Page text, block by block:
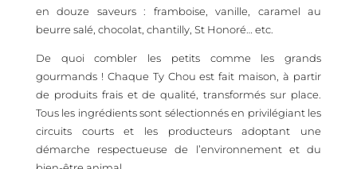
en douze saveurs : framboise, vanille, caramel au
beurre salé, chocolat, chantilly, St Honoré… etc.
De quoi combler les petits comme les grands
gourmands ! Chaque Ty Chou est fait maison, à partir
de produits frais et de qualité, transformés sur place.
Tous les ingrédients sont sélectionnés en privilégiant les
circuits courts et les producteurs adoptant une
démarche respectueuse de l’environnement et du